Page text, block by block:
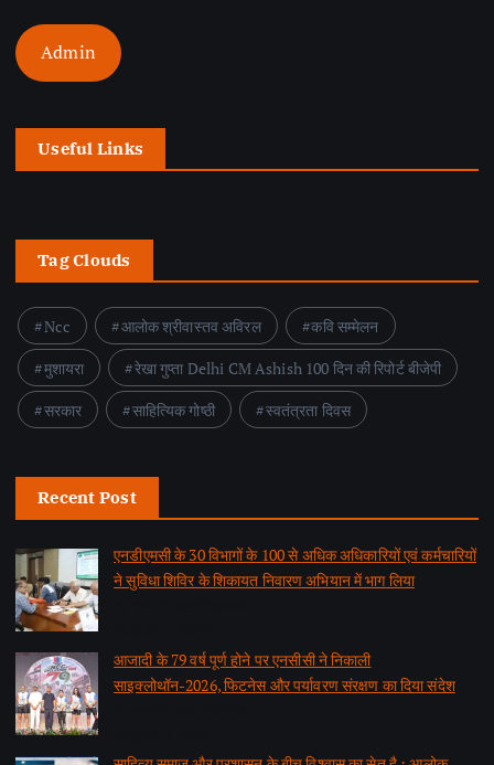
Admin
Useful Links
Tag Clouds
Ncc आलोक श्रीवास्तव अविरल
कवि सम्मेलन
मुशायरा
रेखा गुप्ता Delhi CM Ashish 100 दिन की रिपोर्ट बीजेपी
सरकार
साहित्यिक गोष्ठी स्वतंत्रता दिवस
Recent Post
एनडीएमसी के 30 विभागों के 100 से अधिक अधिकारियों एवं कर्मचारियों
ने सुविधा शिविर के शिकायत निवारण अभियान में भाग लिया
आजादी के 79 वर्ष पूर्ण होने पर एनसीसी ने निकाली
साइक्लोथॉन-2026, फिटनेस और पर्यावरण संरक्षण का दिया संदेश